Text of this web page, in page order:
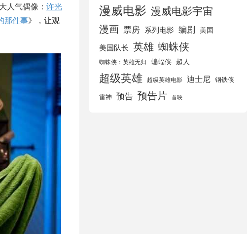
人气偶像： 许光
那件事》，让观
漫威电影 漫威电影宇宙
漫画 票房 系列电影 编剧 美国
美国队长 英雄 蜘蛛侠
蜘蛛侠：英雄无归 蝙蝠侠 超人
超级英雄 超级英雄电影 迪士尼 钢铁侠
雷神 预告 预告片 首映